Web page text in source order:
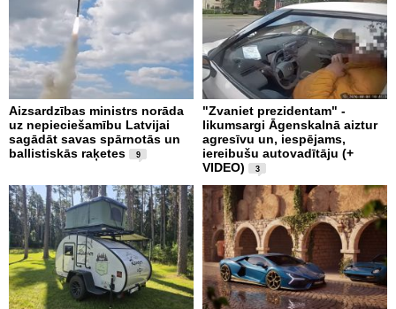
Aizsardzības ministrs norāda
uz nepieciešamību Latvijai
sagādāt savas spārnotās un
ballistiskās raķetes
9
"Zvaniet prezidentam" -
likumsargi Āgenskalnā aiztur
agresīvu un, iespējams,
iereibušu autovadītāju (+
VIDEO)
3